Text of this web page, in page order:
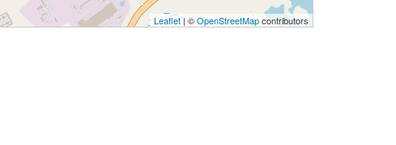
Leaflet| ©OpenStreetMapcontributors